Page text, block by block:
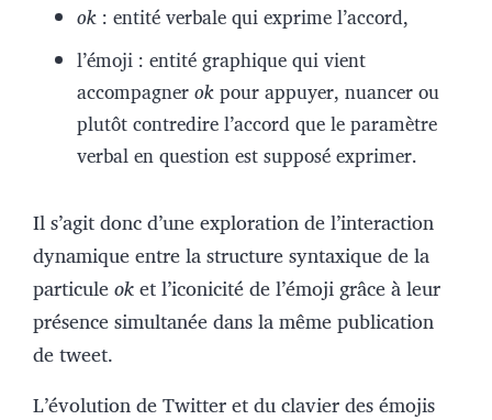
ok : entité verbale qui exprime l’accord,
l’émoji : entité graphique qui vient
accompagnerokpour appuyer, nuancer ou
plutôt contredire l’accord que le paramètre
verbal en question est supposé exprimer.
Il s’agit donc d’une exploration de l’interaction
dynamique entre la structure syntaxique de la
particuleoket l’iconicité de l’émoji grâce à leur
présence simultanée dans la même publication
de tweet.
L’évolution de Twitter et du clavier des émojis